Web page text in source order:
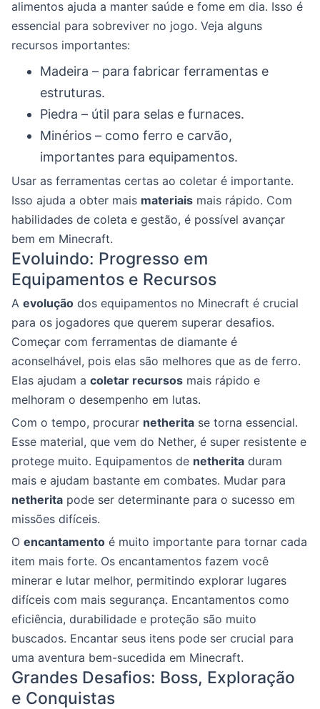
alimentos ajuda a manter saúde e fome em dia. Isso é
essencial para sobreviver no jogo. Veja alguns
recursos importantes:
Madeira – para fabricar ferramentas e
estruturas.
Piedra – útil para selas e furnaces.
Minérios – como ferro e carvão,
importantes para equipamentos.
Usar as ferramentas certas ao coletar é importante.
Isso ajuda a obter mais materiais mais rápido. Com
habilidades de coleta e gestão, é possível avançar
bem em Minecraft.
Evoluindo: Progresso em
Equipamentos e Recursos
A evolução dos equipamentos no Minecraft é crucial
para os jogadores que querem superar desafios.
Começar com ferramentas de diamante é
aconselhável, pois elas são melhores que as de ferro.
Elas ajudam a coletar recursos mais rápido e
melhoram o desempenho em lutas.
Com o tempo, procurar netherita se torna essencial.
Esse material, que vem do Nether, é super resistente e
protege muito. Equipamentos de netherita duram
mais e ajudam bastante em combates. Mudar para
netherita pode ser determinante para o sucesso em
missões difíceis.
O encantamento é muito importante para tornar cada
item mais forte. Os encantamentos fazem você
minerar e lutar melhor, permitindo explorar lugares
difíceis com mais segurança. Encantamentos como
eficiência, durabilidade e proteção são muito
buscados. Encantar seus itens pode ser crucial para
uma aventura bem-sucedida em Minecraft.
Grandes Desafios: Boss, Exploração
e Conquistas